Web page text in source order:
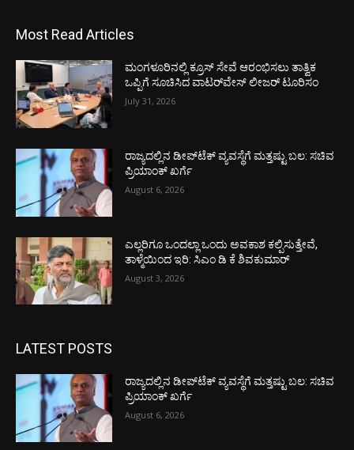
Most Read Articles
ಮಂಗಳೂರಿನಲ್ಲಿ ಕ್ರೂಸ್ ಸೇವೆ ಆರಂಭಿಸಲು ತಾತ್ವಿಕ
ಒಪ್ಪಿಗೆ ಸೂಚಿಸಿದ ವಾಟರ್‌ವೇಸ್ ಲೀಜರ್ ಟೂರಿಸಂ
July 31, 2026
ರಾಜ್ಯದಲ್ಲಿನ ಡೀಪ್‌ಟೆಕ್‌ ವ್ಯವಸ್ಥೆಗೆ ಮತ್ತಷ್ಟು ಬಲ: ಸಚಿವ
ಪ್ರಿಯಾಂಕ್ ಖರ್ಗೆ
August 6, 2026
ಎಲ್ಲರಿಗೂ ಒಂದಲ್ಲಾ ಒಂದು ಅವಕಾಶ ಕಲ್ಪಿಸುತ್ತೇವೆ,
ತಾಳ್ಮೆಯಿಂದ ಇರಿ: ಸಿಎಂ ಡಿ ಕೆ ಶಿವಕುಮಾರ್
August 3, 2026
LATEST POSTS
ರಾಜ್ಯದಲ್ಲಿನ ಡೀಪ್‌ಟೆಕ್‌ ವ್ಯವಸ್ಥೆಗೆ ಮತ್ತಷ್ಟು ಬಲ: ಸಚಿವ
ಪ್ರಿಯಾಂಕ್ ಖರ್ಗೆ
August 6, 2026